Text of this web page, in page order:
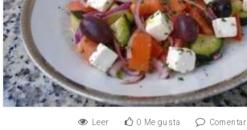
Leer 0 Me gusta Comentar